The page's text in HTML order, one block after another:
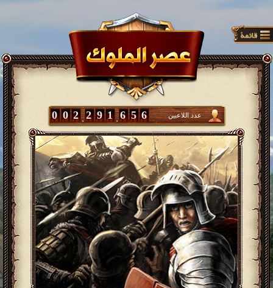
عدد اللاعبين 0 0 2 2 9 1 6 5 6